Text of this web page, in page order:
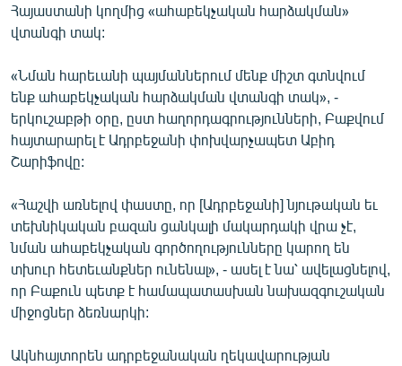
ՁԳՏԵԼՈՎ ԼԱՎԱԳՈՒՅՆԻՆ
Հայերեն
English
Русский
ՀԵՏԵՎԵՔ ՄԵԶ
Հայաստանի կողմից «ահաբեկչական հարձակման»
վտանգի տակ:
«Նման հարեւանի պայմաններում մենք միշտ գտնվում
ենք ահաբեկչական հարձակման վտանգի տակ», -
երկուշաբթի օրը, ըստ հաղորդագրությունների, Բաքվում
հայտարարել է Ադրբեջանի փոխվարչապետ Աբիդ
Շարիֆովը:
«Հաշվի առնելով փաստը, որ [Ադրբեջանի] նյութական եւ
տեխնիկական բազան ցանկալի մակարդակի վրա չէ,
նման ահաբեկչական գործողությունները կարող են
տխուր հետեւանքներ ունենալ», - ասել է նա՝ ավելացնելով,
որ Բաքուն պետք է համապատասխան նախազգուշական
միջոցներ ձեռնարկի:
Ակնհայտորեն ադրբեջանական ղեկավարության